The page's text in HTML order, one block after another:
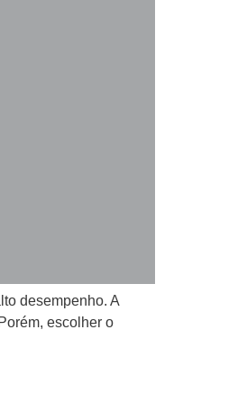
desempenho. A
escolher o